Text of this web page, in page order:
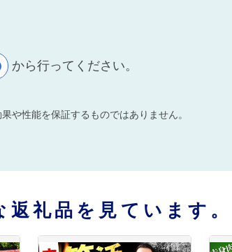
から行ってください。
や性能を保証するものではありません。
礼品を見ています。